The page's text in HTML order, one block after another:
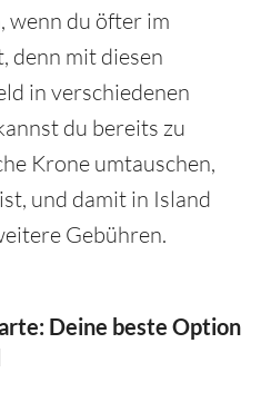
wenn du öfter im
denn mit diesen
in verschiedenen
du bereits zu
Krone umtauschen,
und damit in Island
Gebühren.
Deine beste Option